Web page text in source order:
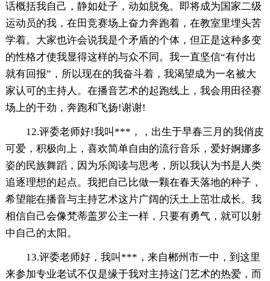
话概括我自己，静如处子，动如脱兔。即将成为国家二级
运动员的我，在田竞赛场上奋力奔跑着，在教室里埋头苦
学着。大家也许会说我是个矛盾的个体，但正是这种多变
的性格才使我显得这样的与众不同。我一直坚信“有付出
就有回报”，所以现在的我奋斗着，我渴望成为一名被大
家认可的主持人。在播音艺术的起跑线上，我会用田径赛
场上的干劲，奔跑和飞扬!谢谢!
12.评委老师好!我叫***，，出生于早春三月的我俏皮
可爱，积极向上，喜欢简单自由的流行音乐，爱好婀娜多
姿的民族舞蹈，因为乐阅读与思考，所以我认为书是人类
追逐理想的起点。我把自己比做一颗在春天落地的种子，
希望能在播音与主持艺术这片广阔的沃土上茁壮成长。我
相信自己会像梵蒂盖罗公主一样，只要有勇气，就可以射
中自己的太阳。
13.评委老师好，我叫***，来自郴州市一中，到这里
来参加专业老试不仅是缘于我对主持这门艺术的热爱，而